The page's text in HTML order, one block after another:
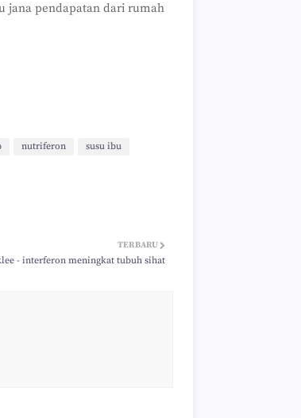
jana pendapatan dari rumah
nutriferon
susu ibu
TERBARU
- interferon meningkat tubuh sihat